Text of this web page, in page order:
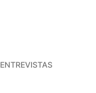
Publicado
ENTREVISTAS